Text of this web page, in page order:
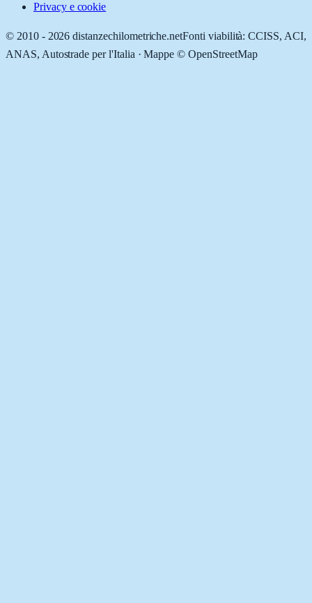
Privacy e cookie
© 2010 - 2026 distanzechilometriche.netFonti viabilità: CCISS, ACI,
ANAS, Autostrade per l'Italia · Mappe © OpenStreetMap